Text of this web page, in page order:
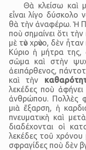
Θὰ κλείσω καὶ
εἶναι λίγο
θὰ τὴν ἀναφέρω. Ἡ
ποὺ σημαίνει ὅτι
μὲ τὸν χρὸνο, δὲν
Κύριο ἡ μήτρα της,
σῶμα καὶ στὴν
ἀειπάρθενος,
καὶ τὴν
λεκέδες ποὺ
ἀνθρώπου. Πολλὲς
μιὰ ἔξαρση, ἡ
πνευματικὴ καὶ
διαδέχονται οἱ
λεκέδες τοῦ
σφραγίδες ποὺ δὲν